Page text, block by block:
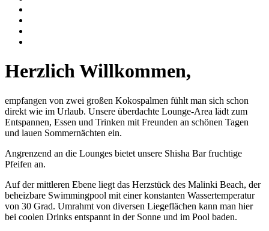
Herzlich Willkommen,
empfangen von zwei großen Kokospalmen fühlt man sich schon
direkt wie im Urlaub. Unsere überdachte Lounge-Area lädt zum
Entspannen, Essen und Trinken mit Freunden an schönen Tagen
und lauen Sommernächten ein.
Angrenzend an die Lounges bietet unsere Shisha Bar fruchtige
Pfeifen an.
Auf der mittleren Ebene liegt das Herzstück des Malinki Beach, der
beheizbare Swimmingpool mit einer konstanten Wassertemperatur
von 30 Grad. Umrahmt von diversen Liegeflächen kann man hier
bei coolen Drinks entspannt in der Sonne und im Pool baden.